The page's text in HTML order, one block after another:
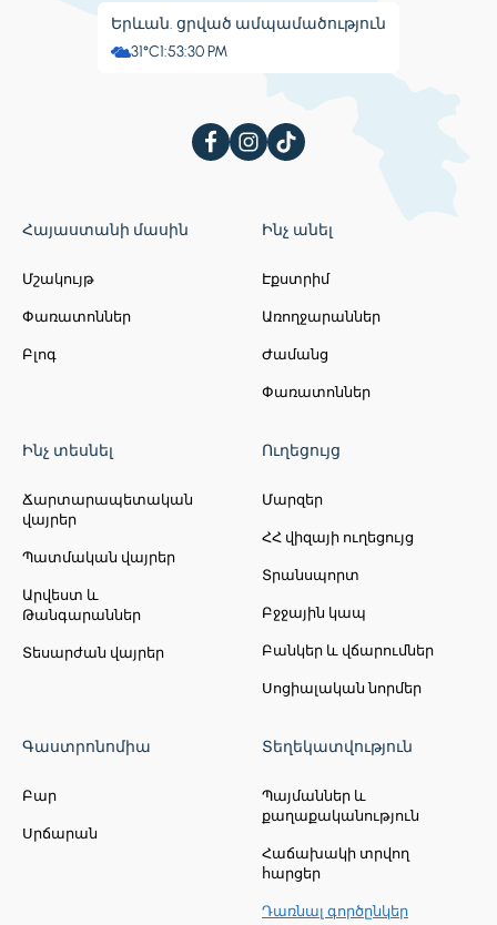
Երևան. ցրված ամպամածություն
31°C1:53:30 PM
Հայաստանի մասին
Մշակույթ
Փառատոններ
Բլոգ
Ինչ անել
Էքստրիմ
Առողջարաններ
Ժամանց
Փառատոններ
Ինչ տեսնել
Ճարտարապետական
վայրեր
Պատմական վայրեր
Արվեստ և
Թանգարաններ
Տեսարժան վայրեր
Ուղեցույց
Մարզեր
ՀՀ վիզայի ուղեցույց
Տրանսպորտ
Բջջային կապ
Բանկեր և վճարումներ
Սոցիալական նորմեր
Գաստրոնոմիա
Բար
Սրճարան
Տեղեկատվություն
Պայմաններ և
քաղաքականություն
Հաճախակի տրվող
հարցեր
Դառնալ գործընկեր